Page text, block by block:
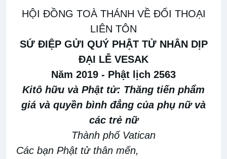
HỘI ĐỒNG TOÀ THÁNH VỀ ĐỐI THOẠI
LIÊN TÔN
SỨ ĐIỆP GỬI QUÝ PHẬT TỬ NHÂN DỊP
ĐẠI LỄ VESAK
Năm 2019 - Phật lịch 2563
Kitô hữu và Phật tử: Thăng tiến phẩm
giá và quyền bình đẳng của phụ nữ và
các trẻ nữ
Thành phố Vatican
Các bạn Phật tử thân mến,